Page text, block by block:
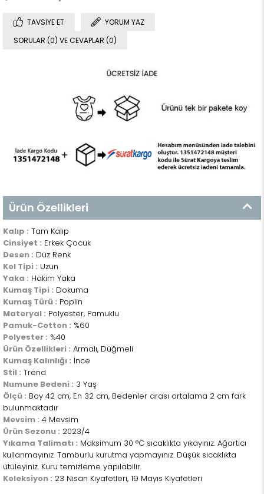
TAVSIYE ET
YORUM YAZ
SORULAR (0) VE CEVAPLAR (0)
Ürün Özellikleri
Kalıp : Tam Kalıp
Cinsiyet : Erkek Çocuk
Desen : Düz Renk
Kol Tipi : Uzun
Yaka : Hakim Yaka
Kumaş Tipi : Dokuma
Kumaş Türü : Poplin
Materyal : Polyester, Pamuklu
Pamuk-Cotton : %60
Polyester : %40
Ürün Özellikleri : Armalı, Düğmeli
Kumaş Kalınlığı : İnce
Stil : Trend
Numune Bedeni : 3 Yaş
Ölçü : Boy 42 cm, En 32 cm, Bedenler arası ortalama 2 cm fark
bulunmaktadır
Mevsim : 4 Mevsim
Ürün Sezonu : 2023/4
Yıkama Talimatı : Maksimum 30 °C sıcaklıkta yıkayınız. Ağartıcı
kullanmayınız. Tamburlu kurutma yapmayınız. Düşük sıcaklıkta
ütüleyiniz. Kuru temizleme yapılabilir.
Koleksiyon : 23 Nisan Kıyafetleri, 19 Mayıs Kıyafetleri